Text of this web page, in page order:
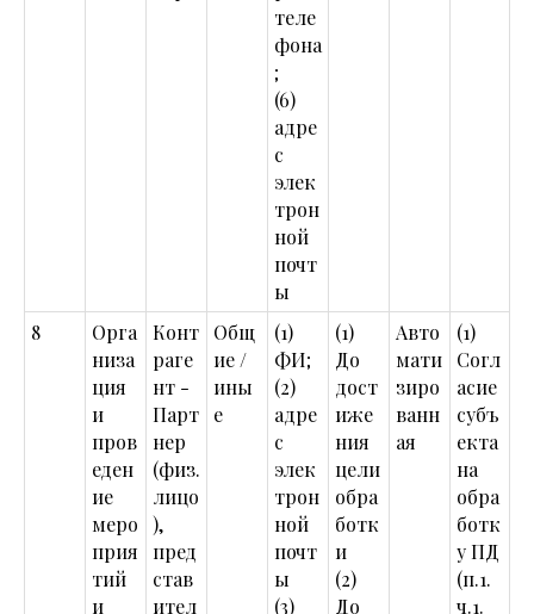
теле
фона
;
(6)
адре
с
элек
трон
ной
почт
ы
8
Орга
низа
ция
и
пров
еден
ие
меро
прия
тий
и
Конт
раге
нт -
Парт
нер
(физ.
лицо
),
пред
став
ител
Общ
ие /
ины
е
(1)
ФИ;
(2)
адре
с
элек
трон
ной
почт
ы
(3)
(1)
До
дост
иже
ния
цели
обра
ботк
и
(2)
До
Авто
мати
зиро
ванн
ая
(1)
Согл
асие
субъ
екта
на
обра
ботк
у ПД
(п.1.
ч.1.